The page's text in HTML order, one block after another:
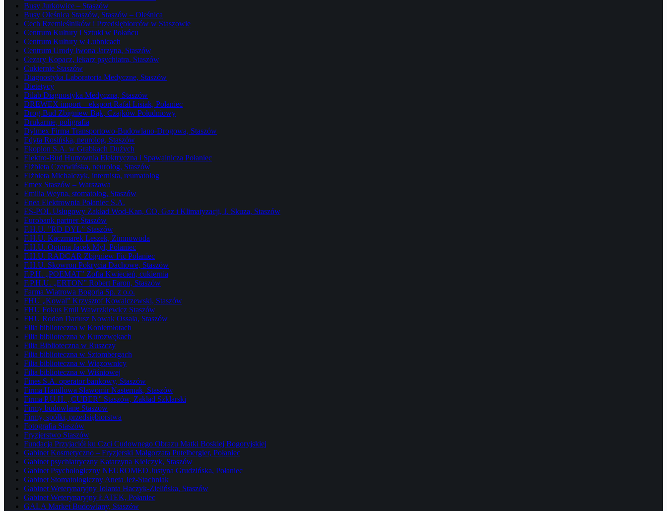
Busy Jurkowice – Staszów
Busy Oleśnica Staszów, Staszów – Oleśnica
Cech Rzemieślników i Przedsiębiorców w Staszowie
Centrum Kultury i Sztuki w Połańcu
Centrum Kultury w Łubnicach
Centrum Urody Iwona Jarzyna, Staszów
Cezary Kopacz, lekarz psychiatra, Staszów
Cukiernie Staszów
Diagnostyka Laboratoria Medyczne, Staszów
Dietetycy
Dilab Diagnostyka Medyczna, Staszów
DREWEX import – eksport Rafał Lisiak, Połaniec
Drog-Bud Zbigniew Bąk, Czajków Południowy
Drukarnie, poligrafia
Dylmex Firma Transportowo-Budowlano-Drogowa, Staszów
Edyta Rosińska, neurolog, Staszów
Ekoplon S.A. w Grabkach Dużych
Elektro-Bud Hurtownia Elektryczna i Spawalnicza Połaniec
Elżbieta Czerwińska, neurolog, Staszów
Elżbieta Michalczyk, internista, reumatolog
Emex Staszów – Warszawa
Emilia Weyna, stomatolog, Staszów
Enea Elektrownia Połaniec S.A.
ES-POL Usługowy Zakład Wod-Kan, CO, Gaz i Klimatyzacji, J. Skuza, Staszów
Eurobank partner Staszów
F.H.U. ”RD DYL” Staszów
F.H.U. Kaczmarek Leszek, Zimnowoda
F.H.U. Optima Jacek Myl, Połaniec
F.H.U. RADCAR Zbigniew Fic Połaniec
F.H.U. Skowron Pokrycia Dachowe, Staszów
F.P.H. „POEMAT” Zofia Kwiecień, cukiernia
F.P.H.U. „ERTON” Robert Faron, Staszów
Farma Wiatrowa Bogoria Sp. z o.o.
FHU „Kowal” Krzysztof Kowalczewski, Staszów
FHU Fokus Emil Wawrzkiewicz Staszów
FHU Rodan Dariusz Nowak Ossala, Staszów
Filia biblioteczna w Koniemłotach
Filia biblioteczna w Kurozwękach
Filia Biblioteczna w Ruszczy
Filia biblioteczna w Sztombergach
Filia biblioteczna w Wiązownicy
Filia biblioteczna w Wiśniowej
Fines S.A. operator bankowy, Staszów
Firma Handlowa Sławomir Nasternak, Staszów
Firma P.U.H. „CUBER” Staszów, Zakład Szklarski
Firmy budowlane Staszów
Firmy, spółki, przedsiębiorstwa
Fotografia Staszów
Fryzjerstwo Staszów
Fundacja Przyjaciół ku Czci Cudownego Obrazu Matki Boskiej Bogoryjskiej
Gabinet Kosmetyczno – Fryzjerski Małgorzata Putelbergier, Połaniec
Gabinet psychiatryczny Katarzyna Kielczyk, Staszów
Gabinet Psychologiczny NEUROMED Justyna Grudzińska, Połaniec
Gabinet Stomatologiczny Aneta Jeż-Stachniak
Gabinet Weterynaryjny Jolanta Haczyk-Zielińska, Staszów
Gabinet Weterynaryjny ŁATEK, Połaniec
GALA Market Budowlany, Staszów